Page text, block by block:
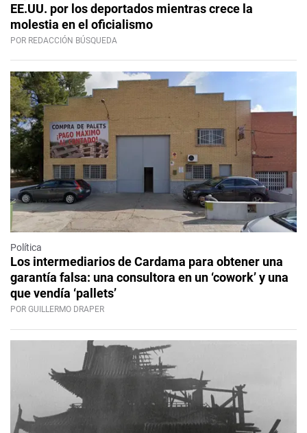
EE.UU. por los deportados mientras crece la
molestia en el oficialismo
POR REDACCIÓN BÚSQUEDA
Política
Los intermediarios de Cardama para obtener una
garantía falsa: una consultora en un ‘cowork’ y una
que vendía ‘pallets’
POR GUILLERMO DRAPER